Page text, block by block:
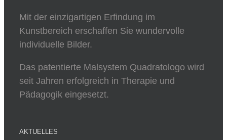
Mit der einzigartigen Erfindung im
Kunstbereich erschaffen Sie wundervolle
individuelle Bilder.
Das patentierte Malsystem Quadratologo wird
seit Jahren erfolgreich in Therapie und
Pädagogik eingesetzt.
AKTUELLES